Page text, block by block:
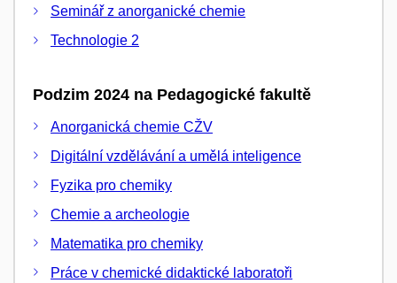
Seminář z anorganické chemie
Technologie 2
Podzim 2024 na Pedagogické fakultě
Anorganická chemie CŽV
Digitální vzdělávání a umělá inteligence
Fyzika pro chemiky
Chemie a archeologie
Matematika pro chemiky
Práce v chemické didaktické laboratoři